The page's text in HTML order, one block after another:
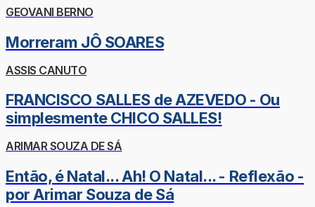
GEOVANI BERNO
Morreram JÔ SOARES
ASSIS CANUTO
FRANCISCO SALLES de AZEVEDO - Ou
simplesmente CHICO SALLES!
ARIMAR SOUZA DE SÁ
Então, é Natal... Ah! O Natal... - Reflexão -
por Arimar Souza de Sá